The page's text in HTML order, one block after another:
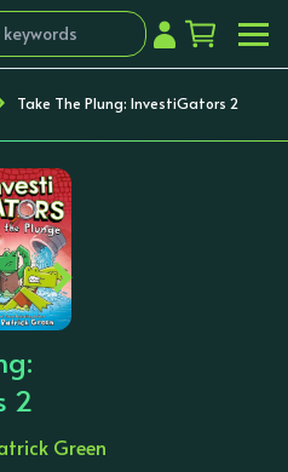
Take The Plung: InvestiGators 2
›
2
Green